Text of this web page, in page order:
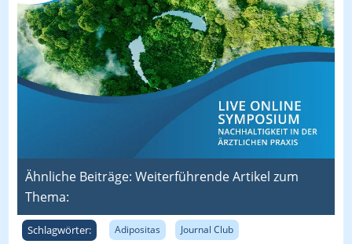
Ähnliche Beiträge: Weiterführende Artikel zum
Thema:
Schlagwörter: Adipositas Journal Club